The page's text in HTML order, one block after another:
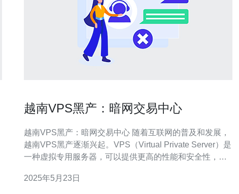
越南VPS黑产：暗网交易中心
越南VPS黑产：暗网交易中心 随着互联网的普及和发展，
越南VPS黑产逐渐兴起。VPS（Virtual Private Server）是
一种虚拟专用服务器，可以提供更高的性能和安全性，成
低，吸引了大量黑产分子在这里搭建暗网交易中心。 越南
2025年5月23日